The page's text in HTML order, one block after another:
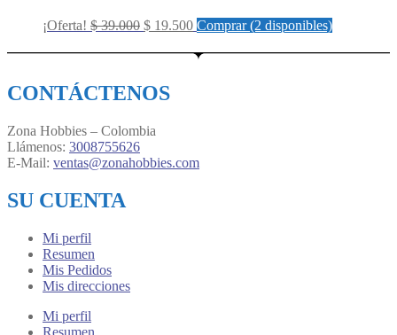
¡Oferta! $39.000 Original
was:
$ 19.500Current
is:
Comprar (2 disponibles)
CONTÁCTENOS
Zona Hobbies – Colombia
Llámenos: 3008755626
E-Mail: ventas@zonahobbies.com
SU CUENTA
Mi perfil
Resumen
Mis Pedidos
Mis direcciones
Mi perfil
Resumen